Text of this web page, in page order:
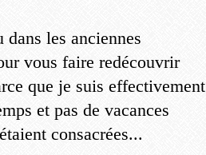
dans les anciennes
vous faire redécouvrir
que je suis effectivement
et pas de vacances
consacrées...